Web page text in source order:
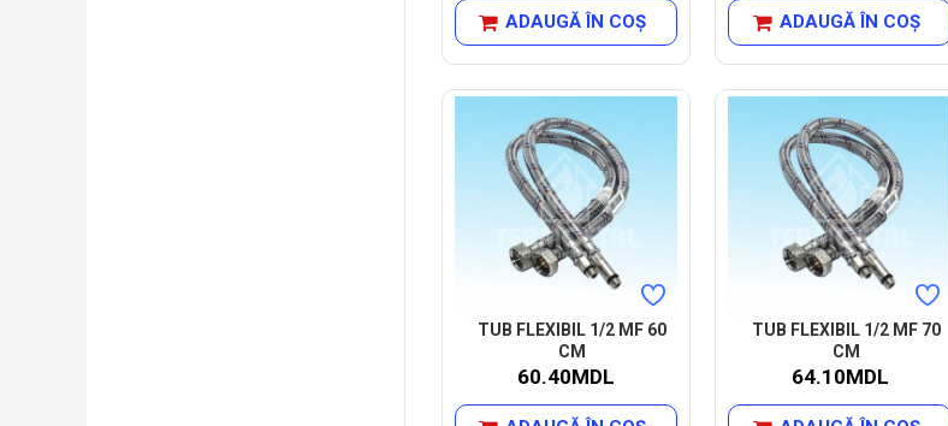
ADAUGĂ ÎN COŞ ADAUGĂ ÎN COŞ
TUB FLEXIBIL 1/2 MF 60
CM
60.40MDL
TUB FLEXIBIL 1/2 MF 70
CM
64.10MDL